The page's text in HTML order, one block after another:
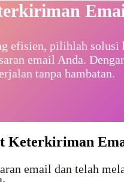
efisien, pilihlah
email Anda.
tanpa hambatan.
Keterkiriman
email dan telah